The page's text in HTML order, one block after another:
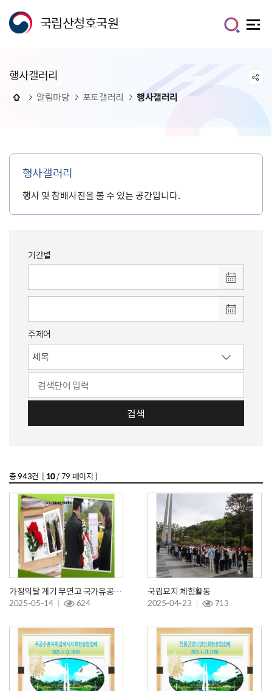
국립산청호국원
행사갤러리
알림마당 포토갤러리 행사갤러리
행사갤러리
행사 및 참배사진을 볼 수 있는 공간입니다.
기간별
주제어
검색
총943건 [ 10/ 79 페이지 ]
가정의달 계기 무연고 국가유공자 합동참배
2025-05-14 624
국립묘지 체험활동
2025-04-23 713